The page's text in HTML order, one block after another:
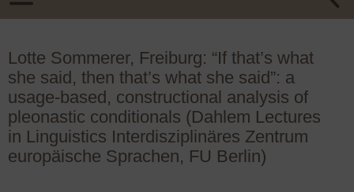
Lotte Sommerer, Freiburg: “If that’s what
she said, then that’s what she said”: a
usage-based, constructional analysis of
pleonastic conditionals (Dahlem Lectures
in Linguistics Interdisziplinäres Zentrum
europäische Sprachen, FU Berlin)